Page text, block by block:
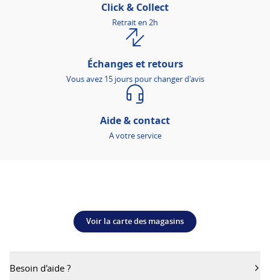
Click & Collect
Retrait en 2h
Échanges et retours
Vous avez 15 jours pour changer d'avis
Aide & contact
A votre service
Voir la carte des magasins
Besoin d'aide ?